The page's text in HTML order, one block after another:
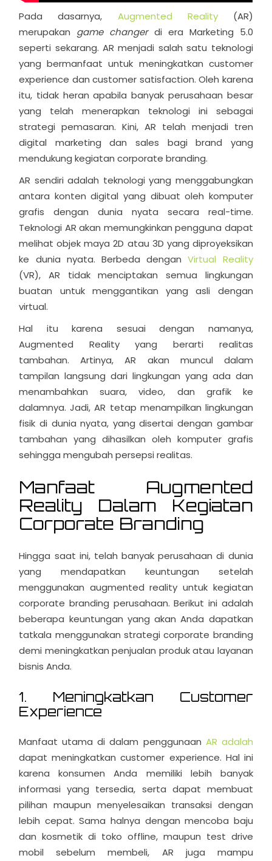
Pada dasarnya, Augmented Reality(AR)
merupakan game changerdi era Marketing 5.0
seperti sekarang. AR menjadi salah satu teknologi
yang bermanfaat untuk meningkatkan customer
experience dan customer satisfaction. Oleh karena
itu, tidak heran apabila banyak perusahaan besar
yang telah menerapkan teknologi ini sebagai
strategi pemasaran. Kini, AR telah menjadi tren
digital marketing dan sales bagi brand yang
mendukung kegiatan corporate branding.
AR sendiri adalah teknologi yang menggabungkan
antara konten digital yang dibuat oleh komputer
grafis dengan dunia nyata secara real-time.
Teknologi AR akan memungkinkan pengguna dapat
melihat objek maya 2D atau 3D yang diproyeksikan
ke dunia nyata. Berbeda denganVirtual Reality
(VR), AR tidak menciptakan semua lingkungan
buatan untuk menggantikan yang asli dengan
virtual.
Hal itu karena sesuai dengan namanya,
Augmented Reality yang berarti realitas
tambahan. Artinya, AR akan muncul dalam
tampilan langsung dari lingkungan yang ada dan
menambahkan suara, video, dan grafik ke
dalamnya. Jadi, AR tetap menampilkan lingkungan
fisik di dunia nyata, yang disertai dengan gambar
tambahan yang dihasilkan oleh komputer grafis
sehingga mengubah persepsi realitas.
Manfaat Augmented
Reality Dalam Kegiatan
Corporate Branding
Hingga saat ini, telah banyak perusahaan di dunia
yang mendapatkan keuntungan setelah
menggunakan augmented reality untuk kegiatan
corporate branding perusahaan. Berikut ini adalah
beberapa keuntungan yang akan Anda dapatkan
tatkala menggunakan strategi corporate branding
demi meningkatkan penjualan produk atau layanan
bisnis Anda.
1. Meningkatkan Customer
Experience
Manfaat utama di dalam penggunaan AR adalah
dapat meningkatkan customer experience. Hal ini
karena konsumen Anda memiliki lebih banyak
informasi yang tersedia, serta dapat membuat
pilihan maupun menyelesaikan transaksi dengan
lebih cepat. Sama halnya dengan mencoba baju
dan kosmetik di toko offline, maupun test drive
mobil sebelum membeli, AR juga mampu